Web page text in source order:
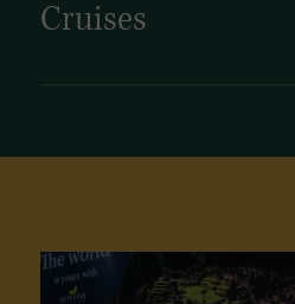
Cruises
Bekijk onze cruises